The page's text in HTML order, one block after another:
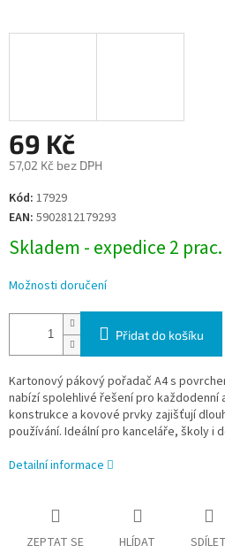
69 Kč
57,02 Kč bez DPH
Měrná
cena:
Kód: 17929
EAN: 5902812179293
Skladem - expedice 2
Možnosti doručení
Přidat do košíku
Kartonový pákový pořadač A4 s
nabízí spolehlivé řešení pro každodenní
konstrukce a kovové prvky zajišťují
používání. Ideální pro kanceláře, školy i
Detailní informace
ZEPTAT SE HLÍDAT SDÍLET